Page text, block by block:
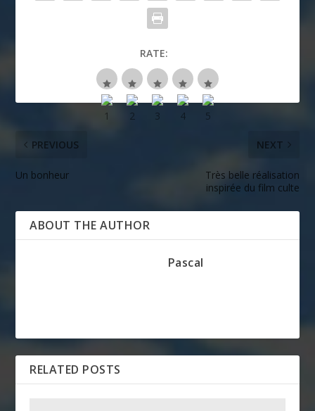
RATE:
PREVIOUS
Un bonheur
NEXT
Très belle réalisation
inspirée du film culte
ABOUT THE AUTHOR
Pascal
RELATED POSTS